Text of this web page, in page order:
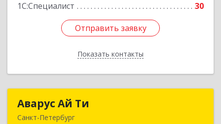
1С:Специалист
30
Отправить заявку
Показать контакты
Отправить заявку
Назад
Аварус Ай Ти
Санкт-Петербург